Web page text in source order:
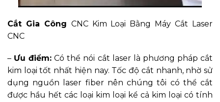
Cắt Gia Công CNC Kim Loại Bằng Máy Cắt Laser
CNC
– Ưu điểm: Có thể nói cắt laser là phương pháp cắt
kim loại tốt nhất hiện nay. Tốc độ cắt nhanh, nhờ sử
dụng nguồn laser fiber nên chúng tôi có thể cắt
được hầu hết các loại kim loại kể cả kim loại có tính